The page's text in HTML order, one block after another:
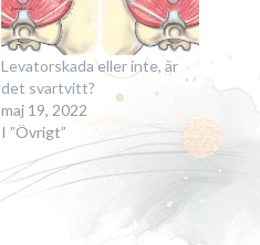
Levatorskada eller inte, är
det svartvitt?
maj 19, 2022
I ”Övrigt”